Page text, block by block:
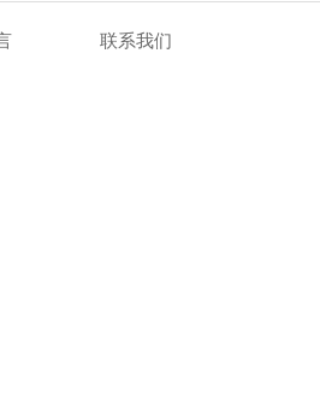
联系我们